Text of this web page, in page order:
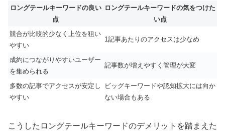
ロングテールキーワードの良い
点
ロングテールキーワードの気をつけた
い点
競合が比較的少なく上位を狙い
やすい
1記事あたりのアクセスは少なめ
成約につながりやすいユーザー
を集められる
記事数が増えやすく管理が大変
多数の記事でアクセスが安定し
やすい
ビッグキーワードや認知拡大には向か
ない場合もある
こうしたロングテールキーワードのデメリットを踏まえた